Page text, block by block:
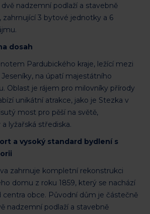
nadzemní podlaží a stavebně
zahrnující 3 bytové jednotky a 6
dosah
Pardubického kraje, ležící mezi
na úpatí majestátního
Oblast je rájem pro milovníky přírody
unikátní atrakce, jako je Stezka v
most pro pěší na světě,
lyžařská střediska.
a vysoký standard bydlení s
zahrnuje kompletní rekonstrukci
domu z roku 1859, který se nachází
centra obce. Původní dům je částečně
nadzemní podlaží a stavebně